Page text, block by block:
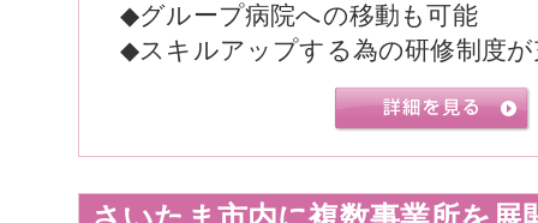
◆グループ病院への移動も可能
◆スキルアップする為の研修制度が